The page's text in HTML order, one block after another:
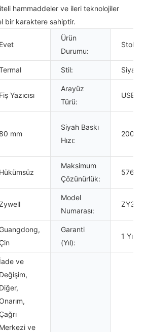
hammaddeler ve ileri teknolojiler
bir karaktere sahiptir.
Evet
Ürün
Durumu:
Stil: Siyah
Fiş Yazıcısı
Arayüz
Türü:
80 mm
Siyah Baskı
Hızı:
200
Hükümsüz
Maksimum
Çözünürlük:
576
Model
Numarası:
ZY302
Guangdong,
Çin
Garanti
(Yıl):
1 Yıllık
İade ve
Değişim,
Diğer,
Onarım,
Çağrı
Merkezi ve